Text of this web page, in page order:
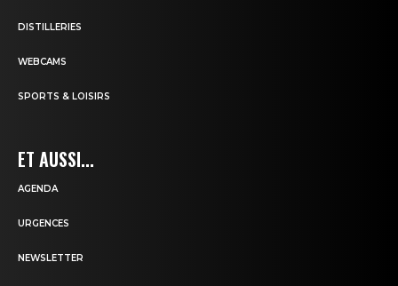
DISTILLERIES
WEBCAMS
SPORTS & LOISIRS
ET AUSSI...
AGENDA
URGENCES
NEWSLETTER